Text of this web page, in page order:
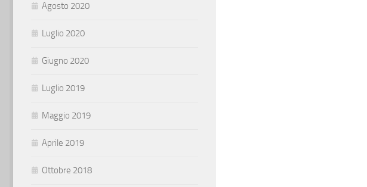
Agosto 2020
Luglio 2020
Giugno 2020
Luglio 2019
Maggio 2019
Aprile 2019
Ottobre 2018